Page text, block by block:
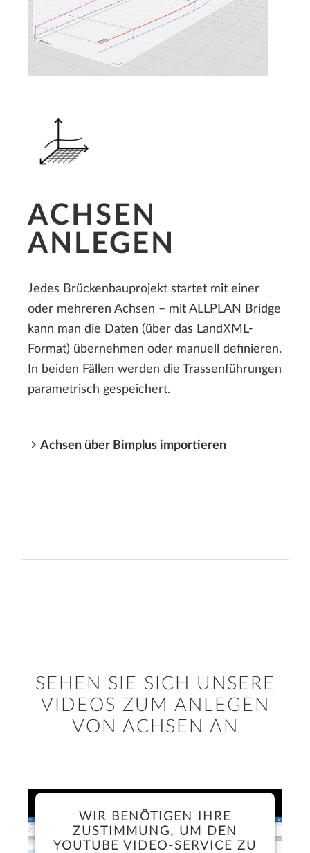
ACHSEN
ANLEGEN
Jedes Brückenbauprojekt startet mit einer
oder mehreren Achsen – mit ALLPLAN Bridge
kann man die Daten (über das LandXML-
Format) übernehmen oder manuell definieren.
In beiden Fällen werden die Trassenführungen
parametrisch gespeichert.
Achsen über Bimplus importieren
SEHEN SIE SICH UNSERE
VIDEOS ZUM ANLEGEN
VON ACHSEN AN
WIR BENÖTIGEN IHRE
ZUSTIMMUNG, UM DEN
YOUTUBE VIDEO-SERVICE ZU